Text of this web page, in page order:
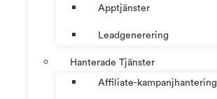
Apptjänster
Leadgenerering
Hanterade Tjänster
Affiliate-kampanjhantering